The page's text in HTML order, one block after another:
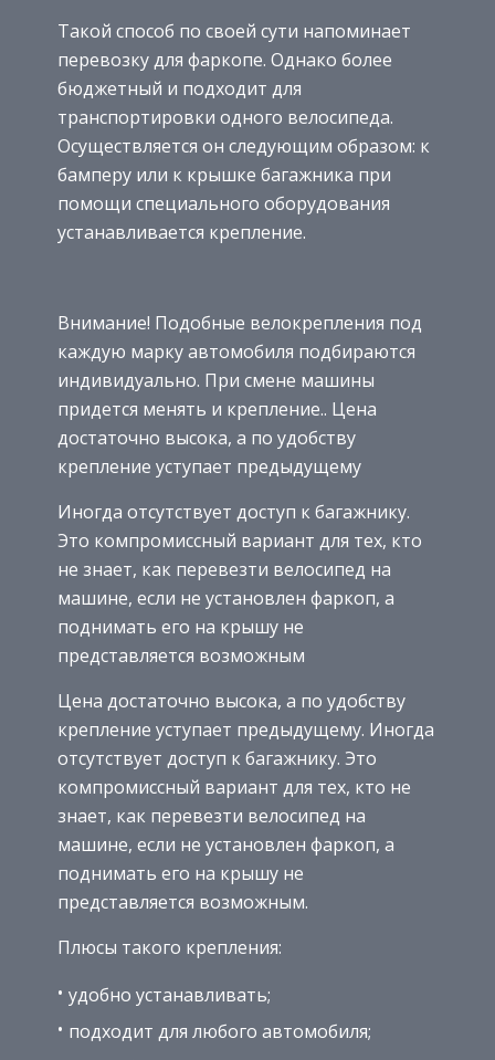
Такой способ по своей сути напоминает
перевозку для фаркопе. Однако более
бюджетный и подходит для
транспортировки одного велосипеда.
Осуществляется он следующим образом: к
бамперу или к крышке багажника при
помощи специального оборудования
устанавливается крепление.
Внимание! Подобные велокрепления под
каждую марку автомобиля подбираются
индивидуально. При смене машины
придется менять и крепление.. Цена
достаточно высока, а по удобству
крепление уступает предыдущему
Иногда отсутствует доступ к багажнику.
Это компромиссный вариант для тех, кто
не знает, как перевезти велосипед на
машине, если не установлен фаркоп, а
поднимать его на крышу не
представляется возможным
Цена достаточно высока, а по удобству
крепление уступает предыдущему. Иногда
отсутствует доступ к багажнику. Это
компромиссный вариант для тех, кто не
знает, как перевезти велосипед на
машине, если не установлен фаркоп, а
поднимать его на крышу не
представляется возможным.
Плюсы такого крепления:
удобно устанавливать;
подходит для любого автомобиля;